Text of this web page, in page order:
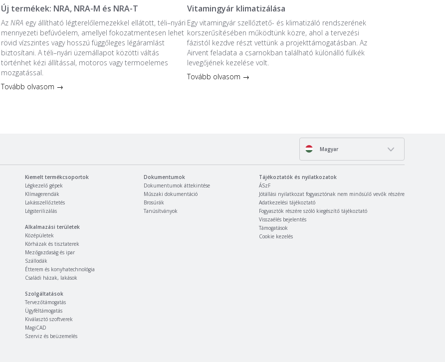
Új termékek: NRA, NRA-M és NRA-T
Az NRA egy állítható légterelőlemezekkel ellátott, téli–nyári
mennyezeti befúvóelem, amellyel fokozatmentesen lehet
rövid vízszintes vagy hosszú függőleges légáramlást
biztosítani. A téli–nyári üzemállapot közötti váltás
történhet kézi állítással, motoros vagy termoelemes
mozgatással.
Tovább olvasom →
Vitamingyár klimatizálása
Egy vitamingyár szellőztető- és klimatizáló rendszerének
korszerűsítésében működtünk közre, ahol a tervezési
fázistól kezdve részt vettünk a projekttámogatásban. Az
Airvent feladata a csarnokban található különálló fülkék
levegőjének kezelése volt.
Tovább olvasom →
Magyar
Kiemelt termékcsoportok
Légkezelő gépek
Klímagerendák
Lakásszellőztetés
Légsterilizálás
Alkalmazási területek
Középületek
Kórházak és tisztaterek
Mezőgazdaság és ipar
Szállodák
Étterem és konyhatechnológia
Családi házak, lakások
Szolgáltatások
Tervezőtámogatás
Ügyféltámogatás
Kiválasztó szoftverek
MagiCAD
Szerviz és beüzemelés
Dokumentumok
Dokumentumok áttekintése
Műszaki dokumentáció
Brosúrák
Tanúsítványok
Tájékoztatók és nyilatkozatok
ÁSzF
Jótállási nyilatkozat fogyasztónak nem minősülő vevők részére
Adatkezelési tájékoztató
Fogyasztók részére szóló kiegészítő tájékoztató
Visszaélés bejelentés
Támogatások
Cookie kezelés